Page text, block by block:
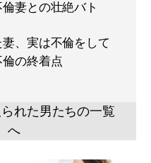
妻との壮絶バト
、実は不倫をして
倫の終着点
れた男たちの一覧
へ